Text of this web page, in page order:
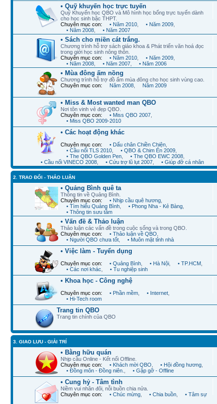
• Quỹ khuyến học trực tuyến
Quỹ Khuyến học QBO và Mô hình học bổng trực tuyến dành
cho học sinh bậc THPT.
Chuyên mục con:
• Năm 2010 • Năm 2009
• Năm 2008
• Năm 2007
• Sách cho miền cát trắng.
Chương trình hỗ trợ sách giáo khoa & Phát triển văn hoá đọc
trong giới học sinh nông thôn.
Chuyên mục con:
• Năm 2010 • Năm 2009
• Năm 2008
• Năm 2007 • Năm 2006
• Mùa đông ấm nồng
Chương trình hỗ trợ đồ ấm mùa đông cho học sinh vùng cao.
Chuyên mục con:
Năm 2008 Năm 2009
• Miss & Most wanted man QBO
Nơi tôn vinh vẻ đẹp QBO.
Chuyên mục con:
• Miss QBO 2007
• Miss QBO 2009-2010
• Các hoạt động khác
Chuyên mục con: • Dấu chân Chiền Chiện
• Cầu nối TLS 2010
• QBO & Chim Én 2009
• The QBO Golden Pen
• The QBO EWC 2008
• Cầu nối VINECO 2008
• Cứu trợ lũ lụt 2007 • Giúp đỡ cá nhân
2. TRAO ĐỔI - THẢO LUẬN
• Quảng Bình quê ta
Thông tin về Quảng Bình.
Chuyên mục con:
• Nhịp cầu quê hương
• Tìm hiểu Quảng Bình
• Phong Nha - Kẻ Bàng
• Thông tin sưu tầm
• Vấn đề & Thảo luận
Thảo luận các vấn đề trong cuộc sống và trong QBO.
Chuyên mục con:
• Thảo luận về QBO
• Người QBO chưa tốt
• Muôn mặt tỉnh nhà
• Việc làm - Tuyển dụng
Chuyên mục con: • Quảng Bình • Hà Nội • TP.HCM
• Các nơi khác
• Tu nghiệp sinh
• Khoa học - Công nghệ
Chuyên mục con: • Phần mềm • Internet
• Hi-Tech room
Trang tin QBO
Trang tin chính của QBO
3. GIAO LƯU - GIẢI TRÍ
• Bằng hữu quán
Nhịp cầu Online - Kết nối Offline.
Chuyên mục con:
• Khách mời QBO • Hội đồng hương
• Đồng môn - Đồng niên.
• Gặp gỡ - Offline
• Cung hỷ - Tâm tình
Niềm vui nhân đôi, nỗi buồn chia nửa.
Chuyên mục con:
• Chúc mừng • Chia buồn • Tâm sự